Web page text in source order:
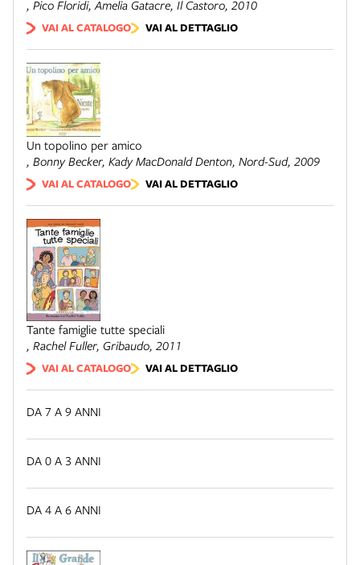
, Pico Floridi, Amelia Gatacre, Il Castoro, 2010
VAI AL CATALOGO VAI AL DETTAGLIO
Un topolino per amico
, Bonny Becker, Kady MacDonald Denton, Nord-Sud, 2009
VAI AL CATALOGO VAI AL DETTAGLIO
Tante famiglie tutte speciali
, Rachel Fuller, Gribaudo, 2011
VAI AL CATALOGO VAI AL DETTAGLIO
DA 7 A 9 ANNI
DA 0 A 3 ANNI
DA 4 A 6 ANNI